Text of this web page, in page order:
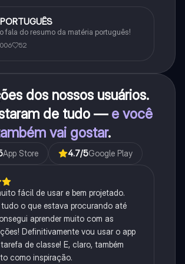
fala do resumo da matéria português!
52
dos nossos usuários.
de tudo — e você
vai gostar.
App Store 4.7/5Google Play
fácil de usar e bem projetado.
o que estava procurando até
aprender muito com as
Definitivamente vou usar o app
de classe! E, claro, também
como inspiração.